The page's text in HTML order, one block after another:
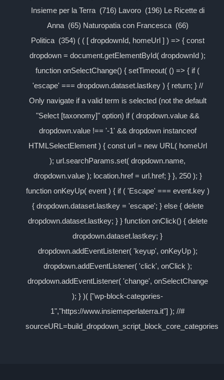
Insieme per la Terra (716) Lavoro (196) Le Ricette di
Anna (65) Naturopatia con Francesca (66)
Politica (354) ( ( [ dropdownId, homeUrl ] ) => { const
dropdown = document.getElementById( dropdownId );
function onSelectChange() { setTimeout( () => { if (
'escape' === dropdown.dataset.lastkey ) { return; } //
Only navigate if a valid term is selected (not the default
"Select [taxonomy]" option) if ( dropdown.value &&
dropdown.value !== '-1' && dropdown instanceof
HTMLSelectElement ) { const url = new URL( homeUrl
); url.searchParams.set( dropdown.name,
dropdown.value ); location.href = url.href; } }, 250 ); }
function onKeyUp( event ) { if ( 'Escape' === event.key )
{ dropdown.dataset.lastkey = 'escape'; } else { delete
dropdown.dataset.lastkey; } } function onClick() { delete
dropdown.dataset.lastkey; }
dropdown.addEventListener( 'keyup', onKeyUp );
dropdown.addEventListener( 'click', onClick );
dropdown.addEventListener( 'change', onSelectChange
); } )( ["wp-block-categories-
1","https://www.insiemeperlaterra.it"] ); //#
sourceURL=build_dropdown_script_block_core_categories